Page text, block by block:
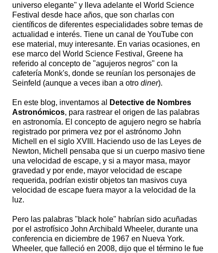
universo elegante" y lleva adelante el World Science
Festival desde hace años, que son charlas con
científicos de diferentes especialidades sobre temas de
actualidad e interés. Tiene un canal de YouTube con
ese material, muy interesante. En varias ocasiones, en
ese marco del World Science Festival, Greene ha
referido al concepto de "agujeros negros" con la
cafetería Monk's, donde se reunían los personajes de
Seinfeld (aunque a veces iban a otro diner).
En este blog, inventamos al
Detective de Nombres
Astronómicos, para rastrear el origen de las palabras
en astronomía. El concepto de agujero negro se habría
registrado por primera vez por el astrónomo John
Michell en el siglo XVIII. Haciendo uso de las Leyes de
Newton, Michell pensaba que si un cuerpo masivo tiene
una velocidad de escape, y si a mayor masa, mayor
gravedad y por ende, mayor velocidad de escape
requerida, podrían existir objetos tan masivos cuya
velocidad de escape fuera mayor a la velocidad de la
luz.
Pero las palabras "black hole" habrían sido acuñadas
por el astrofísico John Archibald Wheeler, durante una
conferencia en diciembre de 1967 en Nueva York.
Wheeler, que falleció en 2008, dijo que el término le fue